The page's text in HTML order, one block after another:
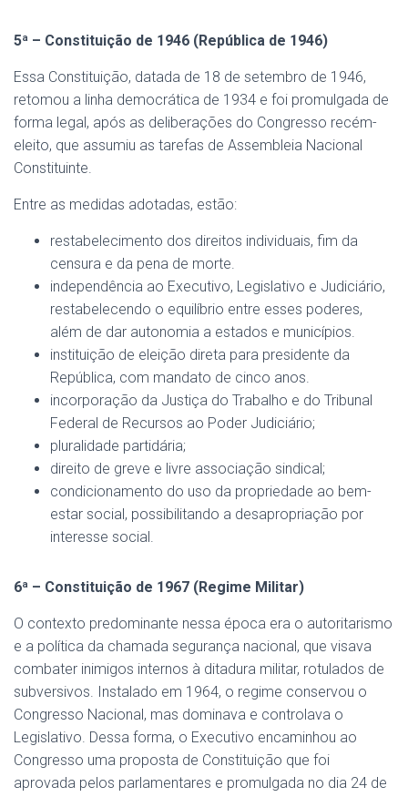
5ª – Constituição de 1946 (República de 1946)
Essa Constituição, datada de 18 de setembro de 1946,
retomou a linha democrática de 1934 e foi promulgada de
forma legal, após as deliberações do Congresso recém-
eleito, que assumiu as tarefas de Assembleia Nacional
Constituinte.
Entre as medidas adotadas, estão:
restabelecimento dos direitos individuais, fim da
censura e da pena de morte.
independência ao Executivo, Legislativo e Judiciário,
restabelecendo o equilíbrio entre esses poderes,
além de dar autonomia a estados e municípios.
instituição de eleição direta para presidente da
República, com mandato de cinco anos.
incorporação da Justiça do Trabalho e do Tribunal
Federal de Recursos ao Poder Judiciário;
pluralidade partidária;
direito de greve e livre associação sindical;
condicionamento do uso da propriedade ao bem-
estar social, possibilitando a desapropriação por
interesse social.
6ª – Constituição de 1967 (Regime Militar)
O contexto predominante nessa época era o autoritarismo
e a política da chamada segurança nacional, que visava
combater inimigos internos à ditadura militar, rotulados de
subversivos. Instalado em 1964, o regime conservou o
Congresso Nacional, mas dominava e controlava o
Legislativo. Dessa forma, o Executivo encaminhou ao
Congresso uma proposta de Constituição que foi
aprovada pelos parlamentares e promulgada no dia 24 de